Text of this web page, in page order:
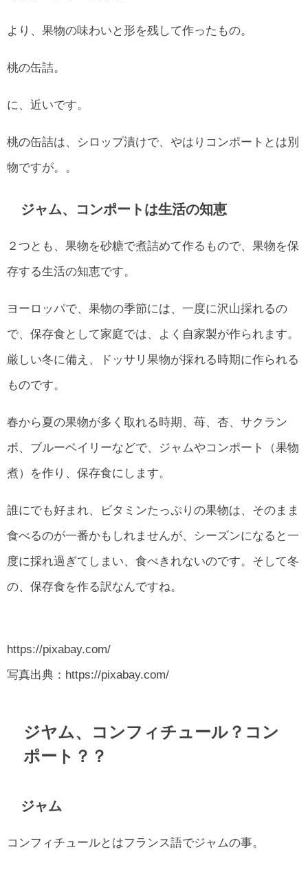
より、果物の味わいと形を残して作ったもの。
桃の缶詰。
に、近いです。
桃の缶詰は、シロップ漬けで、やはりコンポートとは別
物ですが。。
ジャム、コンポートは生活の知恵
２つとも、果物を砂糖で煮詰めて作るもので、果物を保
存する生活の知恵です。
ヨーロッパで、果物の季節には、一度に沢山採れるの
で、保存食として家庭では、よく自家製が作られます。
厳しい冬に備え、ドッサリ果物が採れる時期に作られる
ものです。
春から夏の果物が多く取れる時期、苺、杏、サクラン
ボ、ブルーベイリーなどで、ジャムやコンポート（果物
煮）を作り、保存食にします。
誰にでも好まれ、ビタミンたっぷりの果物は、そのまま
食べるのが一番かもしれませんが、シーズンになると一
度に採れ過ぎてしまい、食べきれないのです。そして冬
の、保存食を作る訳なんですね。
https://pixabay.com/
写真出典：https://pixabay.com/
ジヤム、コンフィチュール？コン
ポート？？
ジャム
コンフィチュールとはフランス語でジャムの事。